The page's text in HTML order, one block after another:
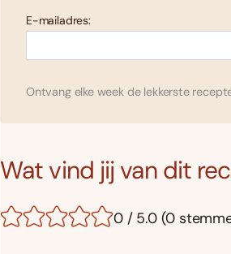
E-mailadres:
Ontvang elke week de lekkerste
Wat vind jij van dit
0 / 5.0 (0